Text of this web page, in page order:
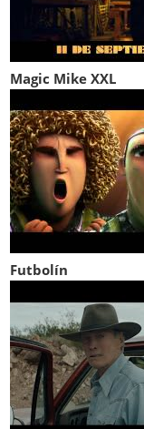
Magic Mike XXL
Futbolín